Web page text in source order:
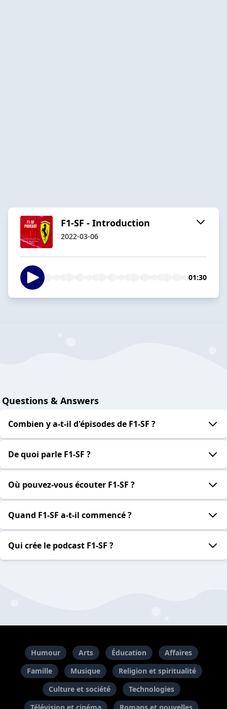
F1-SF - Introduction
2022-03-06
01:30
Questions & Answers
Combien y a-t-il d'épisodes de F1-SF ?
De quoi parle F1-SF ?
Où pouvez-vous écouter F1-SF ?
Quand F1-SF a-t-il commencé ?
Qui crée le podcast F1-SF ?
Humour Arts Éducation
Affaires
Famille
Musique
Religion et spiritualité
Culture et société
Technologies